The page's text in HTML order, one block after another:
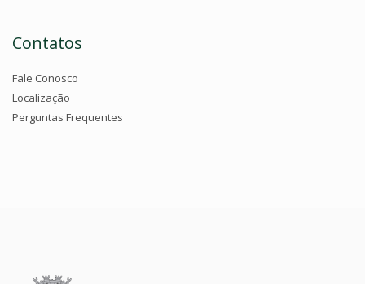
Contatos
Fale Conosco
Localização
Perguntas Frequentes